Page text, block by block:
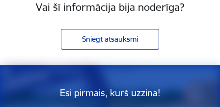
Vai šī informācija bija noderīga?
Sniegt atsauksmi
Esi pirmais, kurš uzzina!